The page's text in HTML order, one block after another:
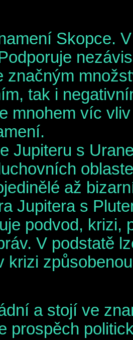
Skopce.
značným
tak i
mnohem víc
Jupiteru s
až
Jupitera s
podvod, krizi,
V podstatě
krizi
a stojí ve
prospěch